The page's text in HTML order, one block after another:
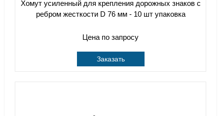
Хомут усиленный для крепления дорожных знаков с
ребром жесткости D 76 мм - 10 шт упаковка
Цена по запросу
Заказать